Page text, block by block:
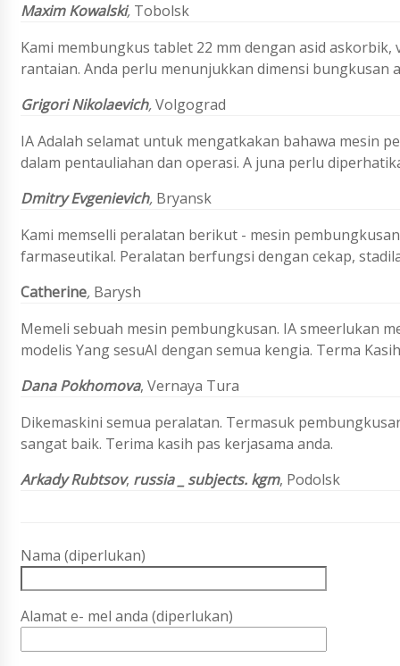
Maxim Kowalski, Tobolsk
Kami membungkus tablet 22 mm dengan asid
rantaian. Anda perlu menunjukkan dimensi bungkusan
Grigori Nikolaevich,Volgograd
IA Adalah selamat untuk mengatkakan bahawa mesin
dalam pentauliahan dan operasi. A juna perlu
Dmitry Evgenievich, Bryansk
Kami memselli peralatan berikut - mesin
farmaseutikal. Peralatan berfungsi dengan cekap,
Catherine, Barysh
Memeli sebuah mesin pembungkusan. IA smeerlukan
modelis Yang sesuAI dengan semua kengia. Terma
Dana Pokhomova, Vernaya Tura
Dikemaskini semua peralatan. Termasuk
sangat baik. Terima kasih pas kerjasama anda.
Arkady Rubtsov, russia _ subjects. kgm, Podolsk
Nama (diperlukan)
Alamat e- mel anda (diperlukan)